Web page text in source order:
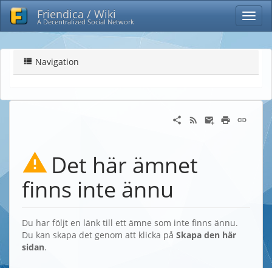
Friendica / Wiki
A Decentralized Social Network
Navigation
Det här ämnet
finns inte ännu
Du har följt en länk till ett ämne som inte finns ännu.
Du kan skapa det genom att klicka på Skapa den här
sidan.